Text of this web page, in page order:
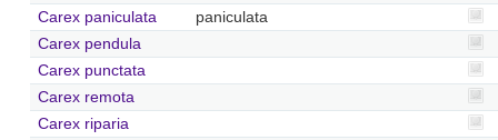
Carex paniculata
paniculata
Carex pendula
Carex punctata
Carex remota
Carex riparia